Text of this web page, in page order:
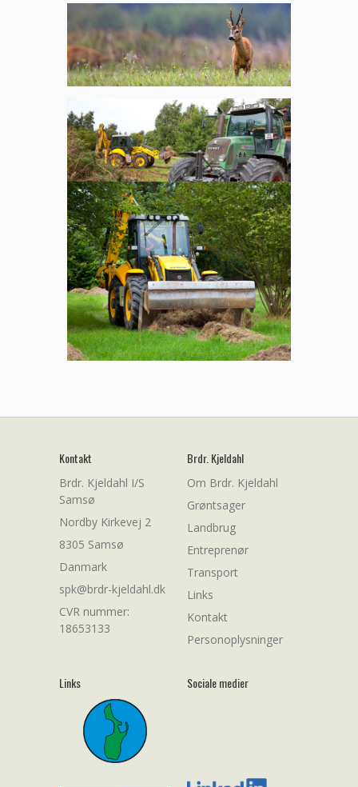
Kontakt
Brdr. Kjeldahl I/S
Samsø
Nordby Kirkevej 2
8305 Samsø
Danmark
spk@brdr-kjeldahl.dk
CVR nummer:
18653133
Brdr. Kjeldahl
Om Brdr. Kjeldahl
Grøntsager
Landbrug
Entreprenør
Transport
Links
Kontakt
Personoplysninger
Links Sociale medier